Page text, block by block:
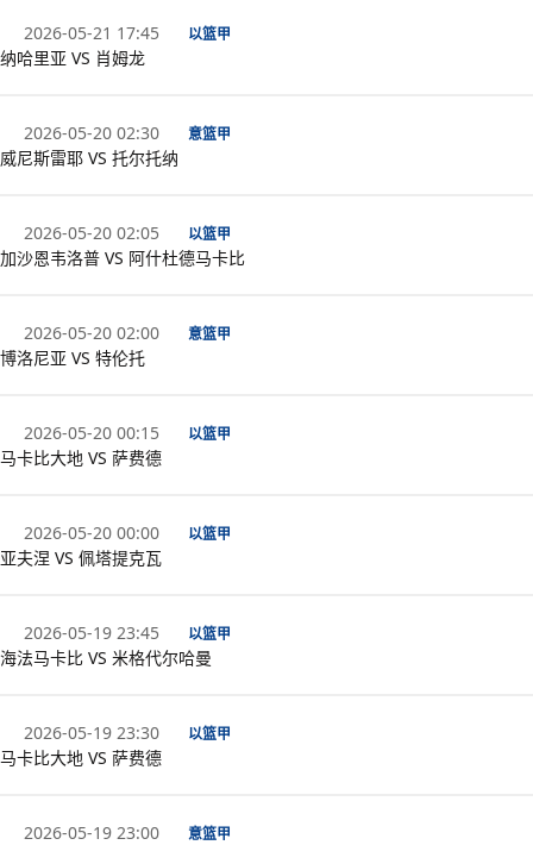
2026-05-21 17:45 以篮甲
纳哈里亚 VS 肖姆龙
2026-05-20 02:30 意篮甲
威尼斯雷耶 VS 托尔托纳
2026-05-20 02:05 以篮甲
加沙恩韦洛普 VS 阿什杜德马卡比
2026-05-20 02:00 意篮甲
博洛尼亚 VS 特伦托
2026-05-20 00:15 以篮甲
马卡比大地 VS 萨费德
2026-05-20 00:00 以篮甲
亚夫涅 VS 佩塔提克瓦
2026-05-19 23:45 以篮甲
海法马卡比 VS 米格代尔哈曼
2026-05-19 23:30 以篮甲
马卡比大地 VS 萨费德
2026-05-19 23:00 意篮甲